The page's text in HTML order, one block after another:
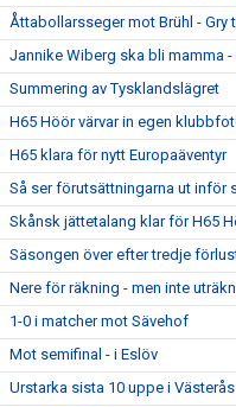
Åttabollarsseger mot Brühl - Gry
Jannike Wiberg ska bli mamma -
Summering av Tysklandslägret
H65 Höör värvar in egen
H65 klara för nytt Europaäventyr
Så ser förutsättningarna ut inför
Skånsk jättetalang klar för H65
Säsongen över efter tredje
Nere för räkning - men inte
1-0 i matcher mot Sävehof
Mot semifinal - i Eslöv
Urstarka sista 10 uppe i Västerås